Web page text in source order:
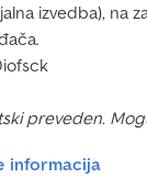
izvedba), na
preveden.
informacija